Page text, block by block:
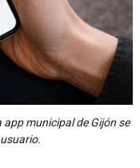
municipal de Gijón se